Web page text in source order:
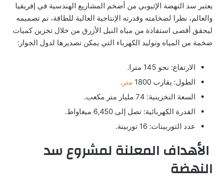
يعتبر سد النهضة الإثيوبي من أضخم المشاريع الهندسية في إفريقيا
والعالم، نظرا لضخامته وقدرته الإنتاجية العالية للطاقة، تم تصميمه
ليحقق أقصى استفادة من مياه النيل الأزرق من خلال تخزين كميات
ضخمة من المياه وتوليد الكهرباء التي يمكن تصديرها لدول الجوار:
الارتفاع: نحو 145 مترا.
الطول: يقارب 1800
متر .
السعة التخزينية: 74 مليار متر مكعب.
القدرة الكهربائية: تصل إلى 6,450 ميغاواط.
عدد التوربينات: 16 توربينة.
الأهداف المعلنة لمشروع سد
النهضة